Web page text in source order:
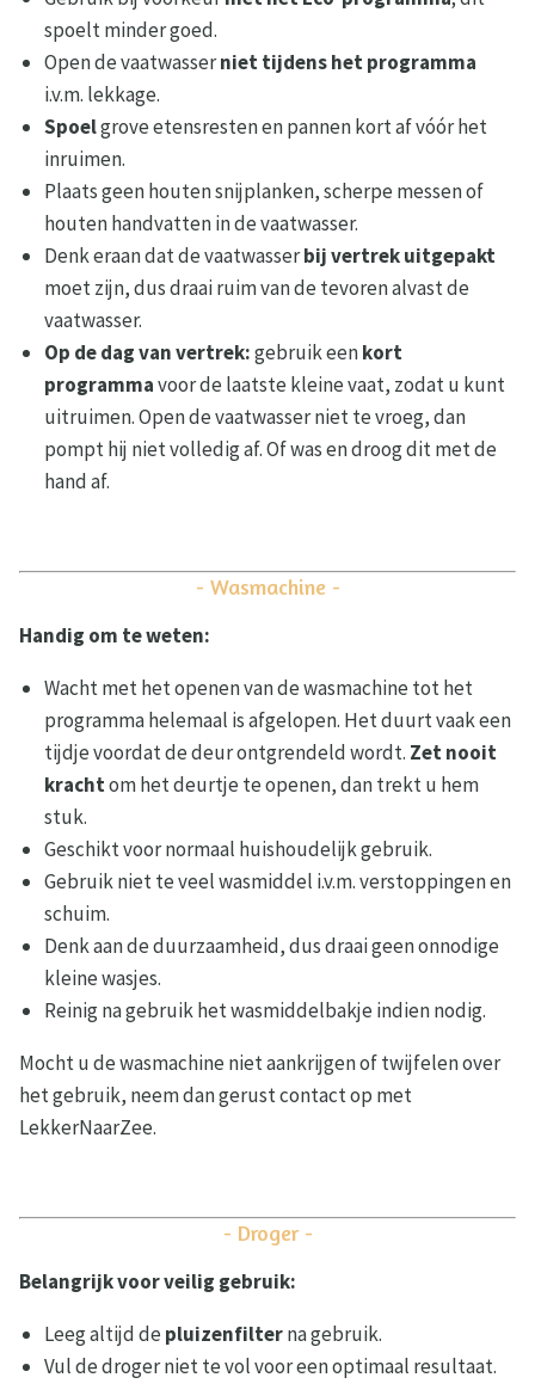
spoelt minder goed.
Open de vaatwasserniet tijdens het programma
i.v.m. lekkage.
Spoelgrove etensresten en pannen kort af vóór het
inruimen.
Plaats geen houten snijplanken, scherpe messen of
houten handvatten in de vaatwasser.
Denk eraan dat de vaatwasserbij vertrek uitgepakt
moet zijn, dus draai ruim van de tevoren alvast de
vaatwasser.
Op de dag van vertrek:gebruik eenkort
programmavoor de laatste kleine vaat, zodat u kunt
uitruimen. Open de vaatwasser niet te vroeg, dan
pompt hij niet volledig af. Of was en droog dit met de
hand af.
- Wasmachine -
Handig om te weten:
Wacht met het openen van de wasmachine tot het
programma helemaal is afgelopen. Het duurt vaak een
tijdje voordat de deur ontgrendeld wordt. Zet nooit
krachtom het deurtje te openen, dan trekt u hem
stuk.
Geschikt voor normaal huishoudelijk gebruik.
Gebruik niet te veel wasmiddel i.v.m. verstoppingen en
schuim.
Denk aan de duurzaamheid, dus draai geen onnodige
kleine wasjes.
Reinig na gebruik het wasmiddelbakje indien nodig.
Mocht u de wasmachine niet aankrijgen of twijfelen over
het gebruik, neem dan gerust contact op met
LekkerNaarZee.
- Droger -
Belangrijk voor veilig gebruik:
Leeg altijd de pluizenfilterna gebruik.
Vul de droger niet te vol voor een optimaal resultaat.